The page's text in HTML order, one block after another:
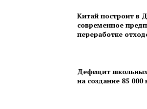
Китай построит в
современное
переработке
Дефицит
на создание 85